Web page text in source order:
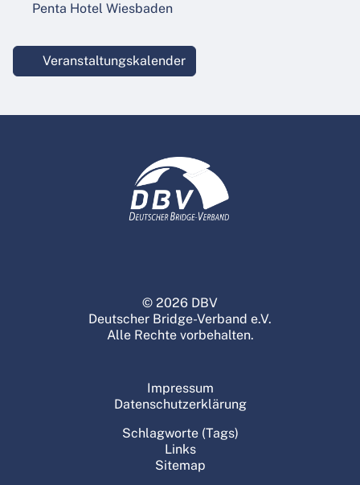
Penta Hotel Wiesbaden
Veranstaltungskalender
© 2026 DBV
Deutscher Bridge-Verband e.V.
Alle Rechte vorbehalten.
Impressum
Datenschutzerklärung
Schlagworte (Tags)
Links
Sitemap